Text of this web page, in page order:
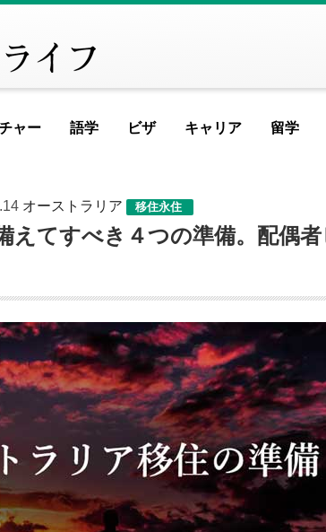
イ
シア
共和国
アイスランド アイルランド
エストニア
オランダ
ギリシャ
クロアチア
スイス
スウェーデン
スロベニア
セルビア
デンマーク
ドイツ
ハンガリー
フィンランド
ブルガリア
ベラルーシ
ポルトガル
ポーランド
マルタ共和国
ラトビア
語学
記事
記事
ビザ
オースト
記
留学
オー
キャリア
職業別オースト
ャー
オーストラリア人と
MOST
記事が見
オーストラリア 移住永住
えてすべき４つの準備。配偶